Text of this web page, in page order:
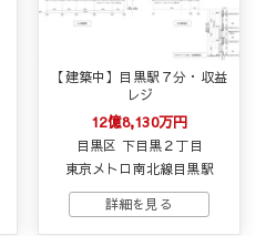
【建築中】目黒駅７分・収益
レジ
12億8,130万円
目黒区 下目黒２丁目
東京メトロ南北線目黒駅